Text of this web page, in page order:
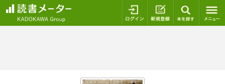
ログイン 新規登録